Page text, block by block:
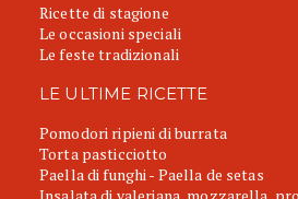
Ricette di stagione
Le occasioni speciali
Le feste tradizionali
LE ULTIME RICETTE
Pomodori ripieni di burrata
Torta pasticciotto
Paella di funghi - Paella de setas
Insalata di valeriana, mozzarella,